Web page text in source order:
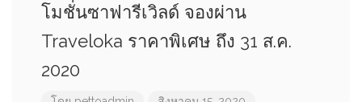
โมชั่นซาฟารีเวิลด์ จองผ่าน
Traveloka ราคาพิเศษ ถึง 31 ส.ค.
2020